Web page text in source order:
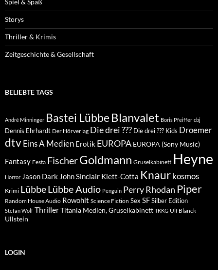
Spiel & Spaß
Storys
Thriller & Krimis
Zeitgeschichte & Gesellschaft
BELIEBTE TAGS
André Minninger Bastei Lübbe Blanvalet Boris Pfeiffer cbj
Dennis Ehrhardt Der Hörverlag Die drei ??? Die drei ??? Kids Droemer
dtvEins A Medien Erotik EUROPA EUROPA (Sony Music)
Fantasy Festa FischerGoldmann Gruselkabinett Heyne
Horror Jason Dark John Sinclair Klett-Cotta Knaur kosmos
Krimi LübbeLübbe Audio Penguin Perry Rhodan Piper
Random House Audio Rowohlt Science Fiction Sex SFSilber Edition
Stefan Wolf ThrillerTitania Medien, Gruselkabinett TKKG Ulf Blanck
Ullstein
LOGIN